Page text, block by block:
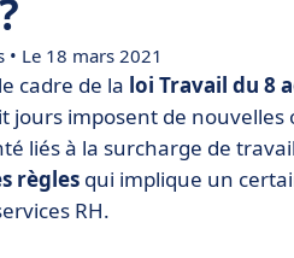
• Le 18 mars 2021
cadre de la loi Travail du 8
jours imposent de
liés à la surcharge de
règles qui implique un
RH.